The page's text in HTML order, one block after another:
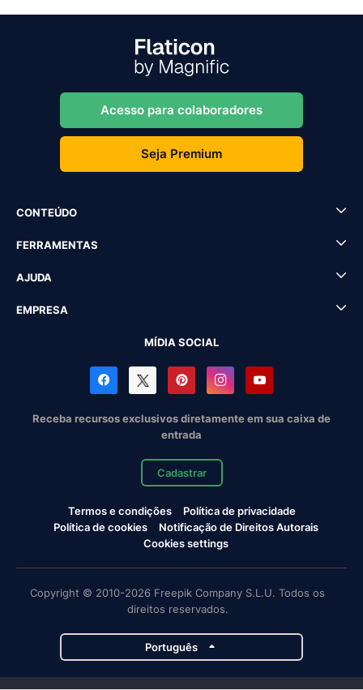
Acesso para colaboradores
Seja Premium
CONTEÚDO
FERRAMENTAS
AJUDA
EMPRESA
MÍDIA SOCIAL
Receba recursos exclusivos diretamente em sua caixa de
entrada
Cadastrar
Termos e condições
Política de privacidade
Política de cookies
Notificação de Direitos Autorais
Cookies settings
Copyright © 2010-2026 Freepik Company S.L.U. Todos os
direitos reservados.
Português